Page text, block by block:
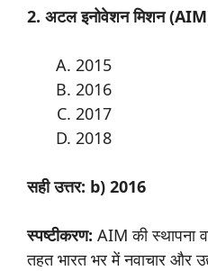
2. अटल इनोवेशन मिशन
2015
2016
2017
2018
सही उत्तर: b) 2016
स्पष्टीकरण: AIM की स्थापना
तहत भारत भर में नवाचार और